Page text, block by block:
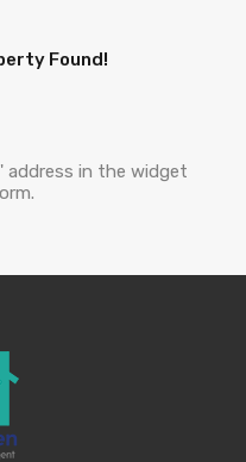
Found!
address in the widget